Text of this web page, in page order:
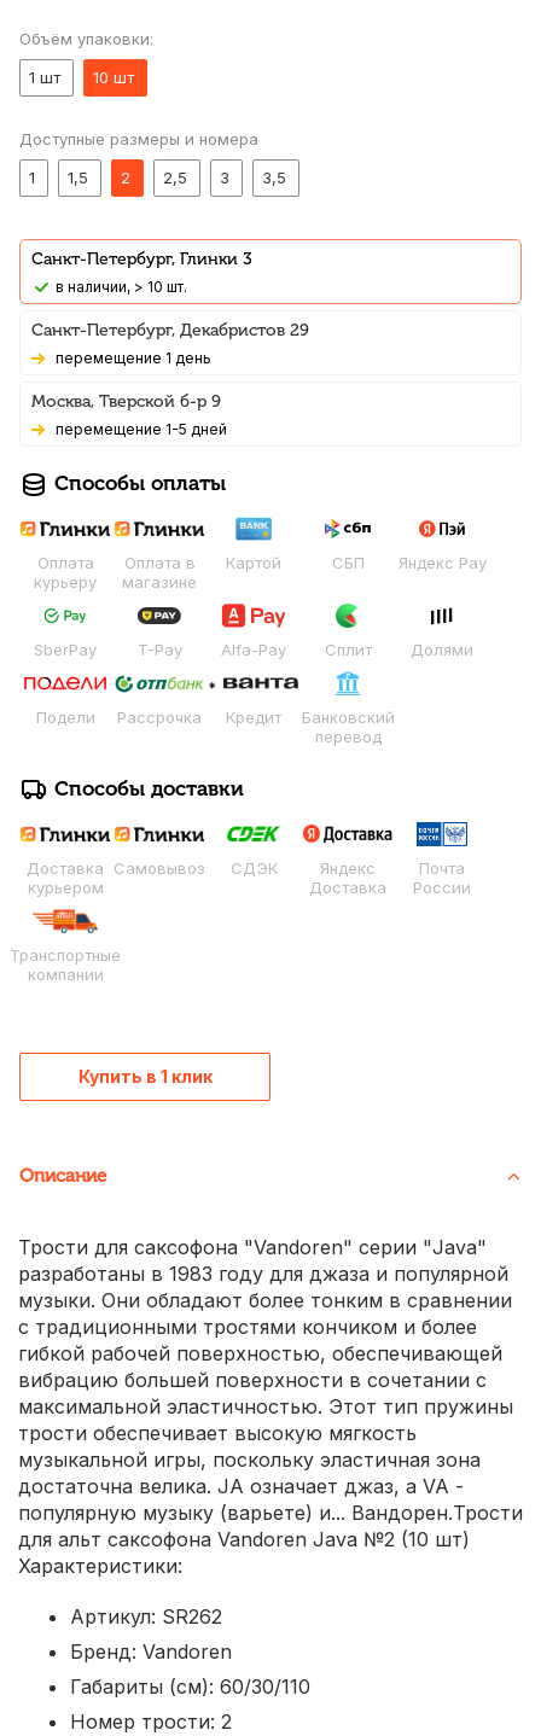
Объём упаковки:
1 шт
10 шт
Доступные размеры и номера
1
1,5 2 2,5 3 3,5
Санкт-Петербург, Глинки 3
В наличии, > 10 шт.
Санкт-Петербург, Декабристов 29
Перемещение 1 день
Москва, Тверской б-р 9
Перемещение 1-5 дней
Способы оплаты
Оплата
курьеру
Оплата в
магазине
Картой СБП Яндекс Pay
SberPay T-Pay Alfa-Pay Сплит Долями
Подели Рассрочка Кредит
Банковский
перевод
Способы доставки
Доставка
курьером
Самовывоз СДЭК
Яндекс
Доставка
Почта
России
Транспортные
компании
Купить в 1 клик
Описание
Трости для саксофона "Vandoren" серии "Java"
разработаны в 1983 году для джаза и популярной
музыки. Они обладают более тонким в сравнении
с традиционными тростями кончиком и более
гибкой рабочей поверхностью, обеспечивающей
вибрацию большей поверхности в сочетании с
максимальной эластичностью. Этот тип пружины
трости обеспечивает высокую мягкость
музыкальной игры, поскольку эластичная зона
достаточна велика. JA означает джаз, а VA -
популярную музыку (варьете) и... Вандорен.Трости
для альт саксофона Vandoren Java №2 (10 шт)
Характеристики:
Артикул: SR262
Бренд: Vandoren
Габариты (см): 60/30/110
Номер трости: 2